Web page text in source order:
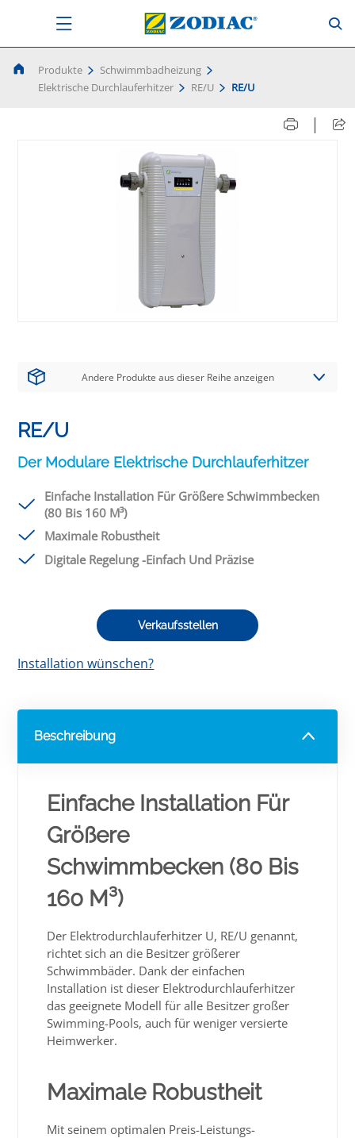
Produkte
Schwimmbadheizung
Elektrische Durchlauferhitzer
RE/U RE/U
|
Andere Produkte aus dieser Reihe anzeigen
RE/U
Der Modulare Elektrische Durchlauferhitzer
Einfache Installation Für Größere Schwimmbecken
(80 Bis 160 M³)
Maximale Robustheit
Digitale Regelung -Einfach Und Präzise
Verkaufsstellen
Installation wünschen?
Beschreibung
Einfache Installation Für
Größere
Schwimmbecken (80 Bis
160 M³)
Der Elektrodurchlauferhitzer U, RE/U genannt,
richtet sich an die Besitzer größerer
Schwimmbäder. Dank der einfachen
Installation ist dieser Elektrodurchlauferhitzer
das geeignete Modell für alle Besitzer großer
Swimming-Pools, auch für weniger versierte
Heimwerker.
Maximale Robustheit
Mit seinem optimalen Preis-Leistungs-